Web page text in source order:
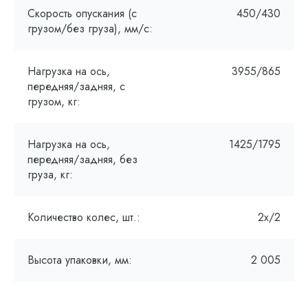
Скорость опускания (с
грузом/без груза), мм/с:
450/430
Нагрузка на ось,
передняя/задняя, с
грузом, кг:
3955/865
Нагрузка на ось,
передняя/задняя, без
груза, кг:
1425/1795
Количество колес, шт.: 2х/2
Высота упаковки, мм: 2 005